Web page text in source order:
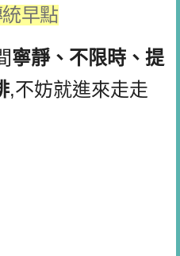
早點
寧靜、不限時、提
,不妨就進來走走